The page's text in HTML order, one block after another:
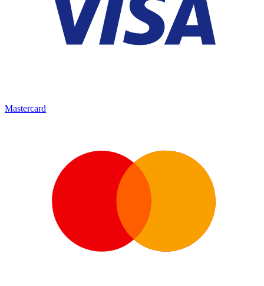
Mastercard